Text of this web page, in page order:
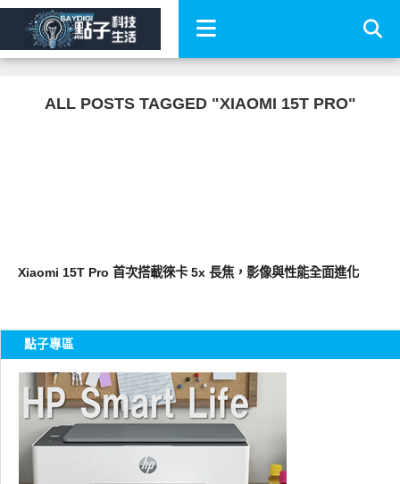
ALL POSTS TAGGED "XIAOMI 15T PRO"
Xiaomi 15T Pro 首次搭載徠卡 5x 長焦，影像與性能全面進化
點子專區